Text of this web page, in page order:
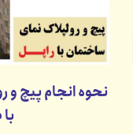
نحوه انجام پیچ و